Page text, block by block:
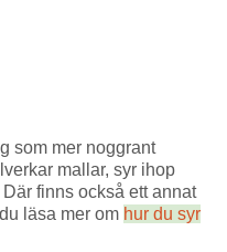
som mer noggrant
mallar, syr ihop
finns också ett annat
läsa mer om hur du syr